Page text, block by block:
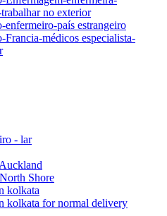
no exterior
enfermeiro-país estrangeiro
médicos especialista-
- lar
Shore
kolkata
kolkata for normal delivery